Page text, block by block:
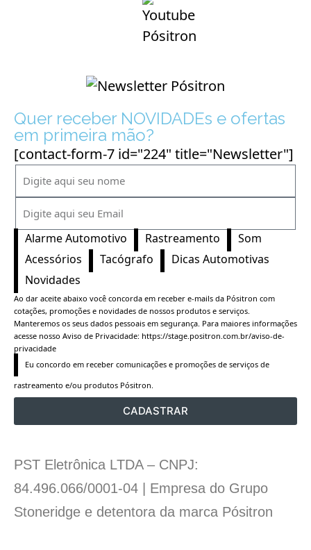
Quer receber NOVIDADEs e ofertas
em primeira mão?
[contact-form-7 id="224" title="Newsletter"]
Alarme Automotivo Rastreamento
Som
Acessórios
Tacógrafo
Dicas Automotivas
Novidades
Ao dar aceite abaixo você concorda em receber e-mails da Pósitron com
cotações, promoções e novidades de nossos produtos e serviços.
Manteremos os seus dados pessoais em segurança. Para maiores informações
acesse nosso Aviso de Privacidade: https://stage.positron.com.br/aviso-de-
privacidade
Eu concordo em receber comunicações e promoções de serviços de
rastreamento e/ou produtos Pósitron.
CADASTRAR
PST Eletrônica LTDA – CNPJ:
84.496.066/0001-04 | Empresa do Grupo
Stoneridge e detentora da marca Pósitron